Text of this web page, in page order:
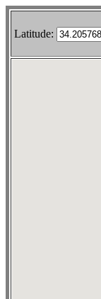
Latitude: